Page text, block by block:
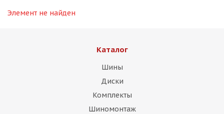
Элемент не найден
Каталог
Шины
Диски
Комплекты
Шиномонтаж